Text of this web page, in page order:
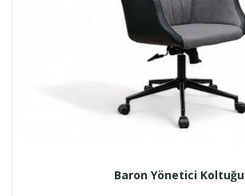
Baron Yönetici Koltuğu